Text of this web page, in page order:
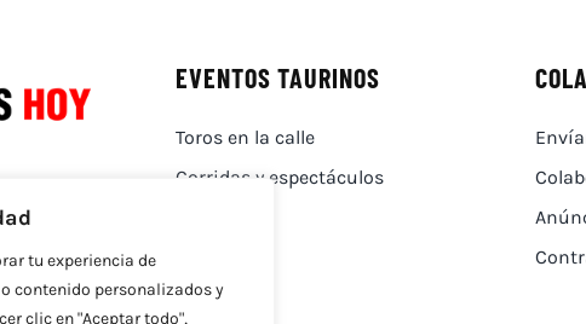
tu experiencia de
contenido personalizados y
clic en "Aceptar todo",
EVENTOS TAURINOS
Toros en la calle
Corridas y espectáculos